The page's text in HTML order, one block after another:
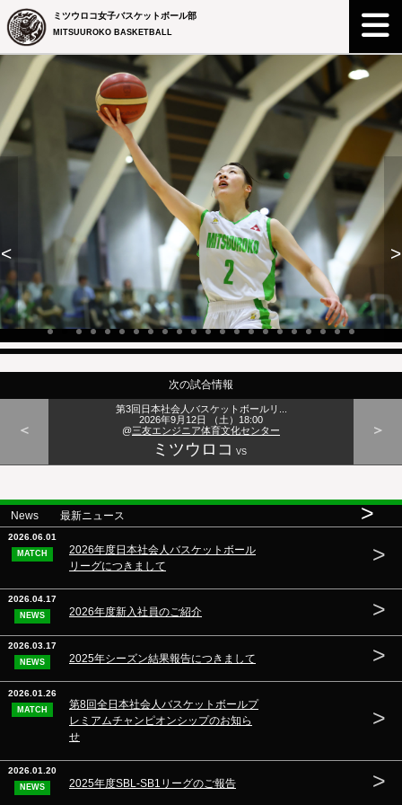
ミツウロコ女子バスケットボール部
MITSUUROKO BASKETBALL
< >
次の試合情報
＜
第3回日本社会人バスケットボールリ...
2026年9月12日 （土）18:00
@三友エンジニア体育文化センター
ミツウロコ VS
＞
News 最新ニュース >
2026.06.01
MATCH
2026年度日本社会人バスケットボール
リーグにつきまして
>
2026.04.17
NEWS 2026年度新入社員のご紹介 >
2026.03.17
NEWS 2025年シーズン結果報告につきまして >
2026.01.26
MATCH
第8回全日本社会人バスケットボールプ
レミアムチャンピオンシップのお知ら
せ
>
2026.01.20
NEWS 2025年度SBL-SB1リーグのご報告 >